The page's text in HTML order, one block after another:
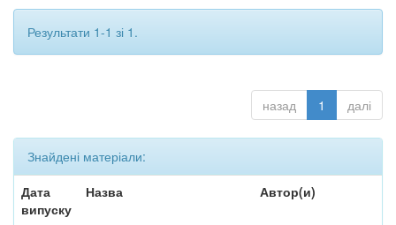
Результати 1-1 зі 1.
назад 1 далі
Знайдені матеріали:
Дата
випуску
Назва Автор(и)